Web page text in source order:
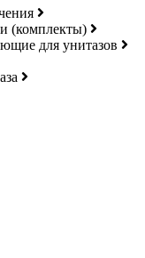
(комплекты)
для унитазов